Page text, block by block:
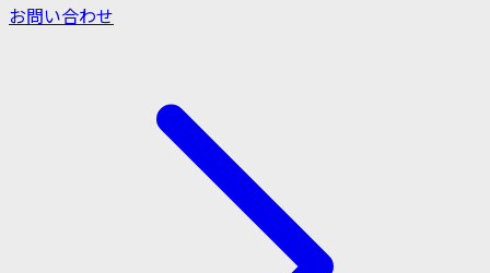
お問い合わせ